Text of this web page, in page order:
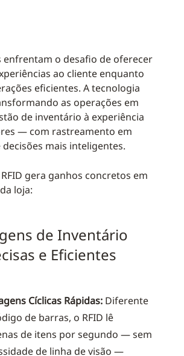
enfrentam o desafio de oferecer
ao cliente enquanto
eficientes. A tecnologia
as operações em
de inventário à experiência
— com rastreamento em
mais inteligentes.
gera ganhos concretos em
loja:
de Inventário
e Eficientes
Cíclicas Rápidas: Diferente
de barras, o RFID lê
de itens por segundo — sem
de linha de visão —